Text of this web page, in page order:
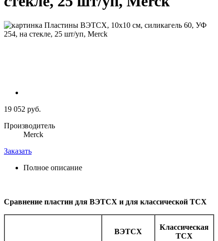
19 052 руб.
Производитель
Merck
Заказать
Полное описание
Сравнение пластин для ВЭТСХ и для классической ТСХ
ВЭТСХ
Классическая
ТСХ